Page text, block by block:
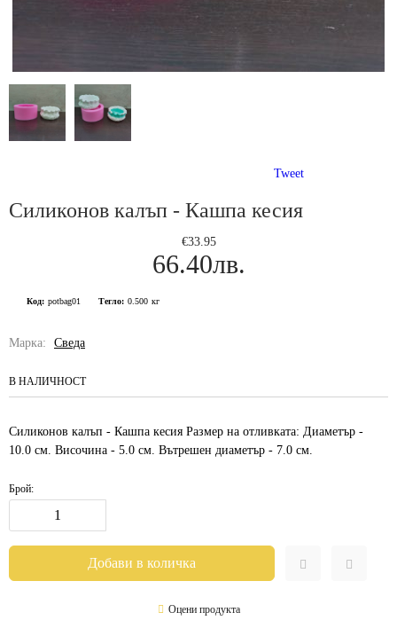
Tweet
Силиконов калъп - Кашпа кесия
€33.95
66.40лв.
Код: potbag01 Тегло: 0.500 кг
Марка: Сведа
В НАЛИЧНОСТ
Силиконов калъп - Кашпа кесия Размер на отливката: Диаметър -
10.0 см. Височина - 5.0 см. Вътрешен диаметър - 7.0 см.
Брой:
Оцени продукта